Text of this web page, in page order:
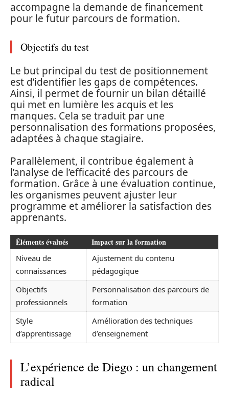
accompagne la demande de financement
pour le futur parcours de formation.
Objectifs du test
Le but principal du test de positionnement
est d’identifier les gaps de compétences.
Ainsi, il permet de fournir un bilan détaillé
qui met en lumière les acquis et les
manques. Cela se traduit par une
personnalisation des formations proposées,
adaptées à chaque stagiaire.
Parallèlement, il contribue également à
l’analyse de l’efficacité des parcours de
formation. Grâce à une évaluation continue,
les organismes peuvent ajuster leur
programme et améliorer la satisfaction des
apprenants.
Éléments évalués Impact sur la formation
Niveau de
connaissances
Ajustement du contenu
pédagogique
Objectifs
professionnels
Personnalisation des parcours de
formation
Style
d’apprentissage
Amélioration des techniques
d’enseignement
L’expérience de Diego : un changement
radical